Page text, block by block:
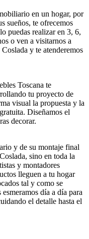
en un hogar, por
sueños, te ofrecemos
puedas realizar en 3, 6,
o ven a visitarnos a
y te atenderemos
Toscana te
tu proyecto de
visual la propuesta y la
Diseñamos el
decorar.
y de su montaje final
sino en toda la
y montadores
lleguen a tu hogar
tal y como se
día a día para
el detalle hasta el